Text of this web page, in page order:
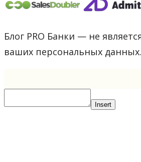
Блог PRO Банки — не
ваших персональных данных.
Insert